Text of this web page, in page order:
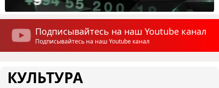
Подписывайтесь на наш Youtube канал
Подписывайтесь на наш Youtube канал
КУЛЬТУРА